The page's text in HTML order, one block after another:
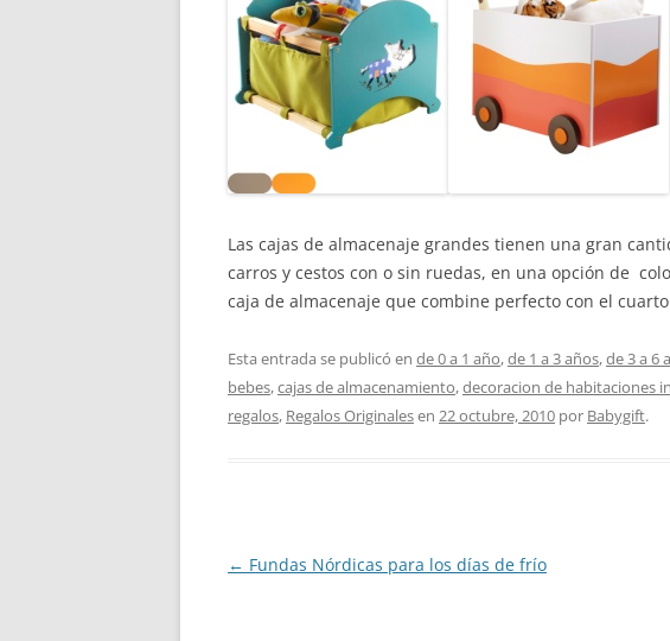
Las cajas de almacenaje grandes tienen una gran
carros y cestos con o sin ruedas, en una opción de
caja de almacenaje que combine perfecto con el
Esta entrada se publicó en de 0 a 1 año,de 1 a 3 años,de 3 a 6
bebes,cajas de almacenamiento,decoracion de habitaciones
regalos, Regalos Originalesen 22 octubre, 2010 por Babygift.
Navegación
← Fundas Nórdicas para los días de frío